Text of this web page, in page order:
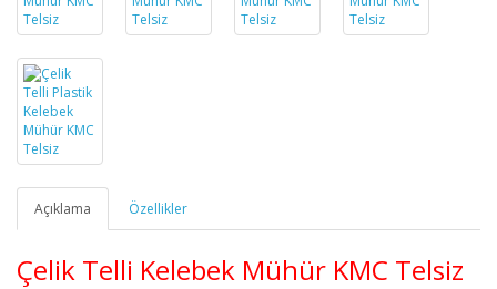
Açıklama Özellikler
Çelik Telli Kelebek Mühür KMC Telsiz